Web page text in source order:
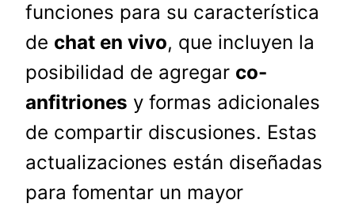
funciones para su característica
de chat en vivo, que incluyen la
posibilidad de agregar co-
anfitriones y formas adicionales
de compartir discusiones. Estas
actualizaciones están diseñadas
para fomentar un mayor